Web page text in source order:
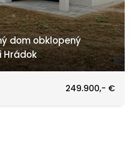
dom obklopený
Hrádok
249.900,- €